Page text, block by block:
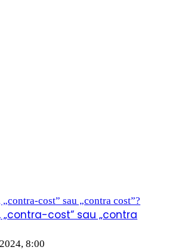
„contra-cost” sau „contra
8:00